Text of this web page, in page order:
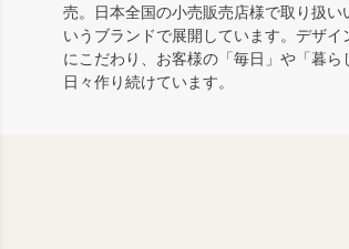
売。日本全国の小売販売店様で取り扱い
いうブランドで展開しています。デザ
にこだわり、お客様の「毎日」や「暮ら
日々作り続けています。